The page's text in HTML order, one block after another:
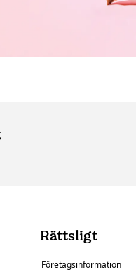
Rättsligt
Företagsinformation